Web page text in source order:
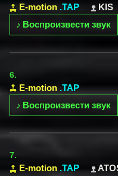
E-motion .TAP KIS
♪ Воспроизвести звук
6.
E-motion .TAP
♪ Воспроизвести звук
7.
E-motion .TAP